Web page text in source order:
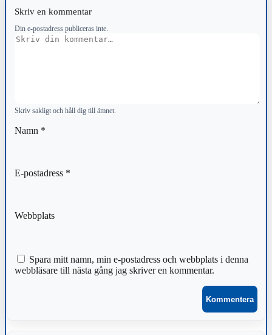
Skriv en kommentar
Din e-postadress publiceras inte.
Kommentar
Skriv sakligt och håll dig till ämnet.
Namn *
E-postadress *
Webbplats
Spara mitt namn, min e-postadress och webbplats i denna
webbläsare till nästa gång jag skriver en kommentar.